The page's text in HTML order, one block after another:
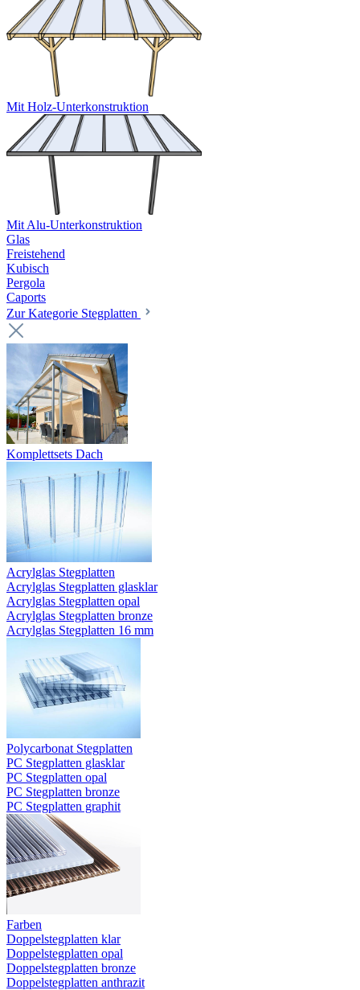
Mit Holz-Unterkonstruktion
Mit Alu-Unterkonstruktion
Glas
Freistehend
Kubisch
Pergola
Caports
Zur Kategorie Stegplatten
Komplettsets Dach
Acrylglas Stegplatten
Acrylglas Stegplatten glasklar
Acrylglas Stegplatten opal
Acrylglas Stegplatten bronze
Acrylglas Stegplatten 16 mm
Polycarbonat Stegplatten
PC Stegplatten glasklar
PC Stegplatten opal
PC Stegplatten bronze
PC Stegplatten graphit
Farben
Doppelstegplatten klar
Doppelstegplatten opal
Doppelstegplatten bronze
Doppelstegplatten anthrazit